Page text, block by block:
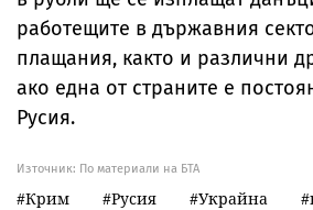
работещите в държавния
плащания, както и различни
ако една от страните е
Русия.
Източник: По материали на БТА
Крим Русия Украйна